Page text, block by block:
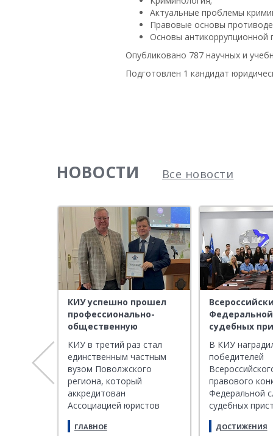
Актуальные проблемы
Правовые основы
Основы антикоррупционной
Опубликовано 787 научных и
Подготовлен 1 кандидат
НОВОСТИ Все новости
свои
КИУ успешно прошел
профессионально-
общественную
аккредитацию
Ассоциации юристов
России
КИУ в третий раз стал
единственным частным
вузом Поволжского
региона, который
аккредитован
Ассоциацией юристов
России
ГЛАВНОЕ
судебных
В КИУ
победителей
правового
Федеральной
судебных
слушателей
пристава
ДОСТИЖЕНИЯ